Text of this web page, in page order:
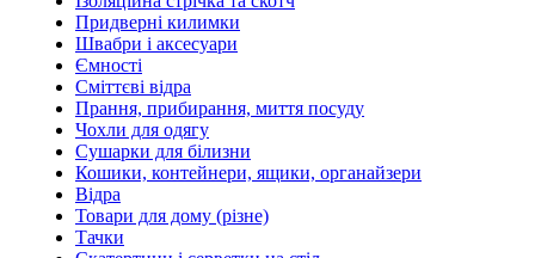
Придверні килимки
Швабри і аксесуари
Ємності
Сміттєві відра
Прання, прибирання, миття посуду
Чохли для одягу
Сушарки для білизни
Кошики, контейнери, ящики, органайзери
Відра
Товари для дому (різне)
Тачки